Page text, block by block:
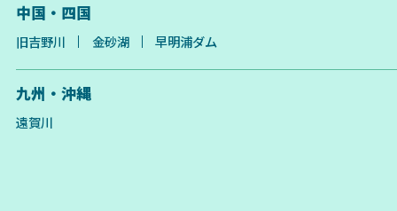
中国・四国
旧吉野川 金砂湖 早明浦ダム
九州・沖縄
遠賀川